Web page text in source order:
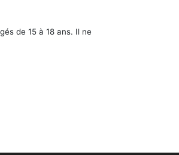
de 15 à 18 ans. Il ne